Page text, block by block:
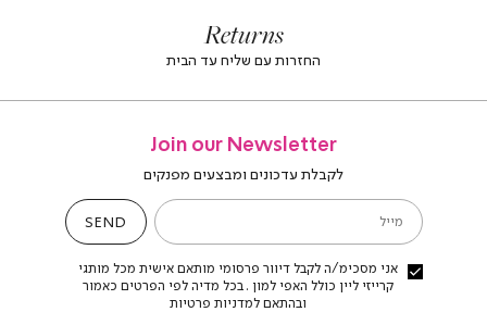
banner
(4)
Returns
החזרות עם שליח עד הבית
Join our Newsletter
לקבלת עדכונים ומבצעים מפנקים
מייל
אני מסכימ/ה לקבל דיוור פרסומי מותאם אישית מכל מותגי
קרייזי ליין כולל האפי למון . בכל מדיה לפי הפרטים כאמור
ובהתאם למדניות פרטיות
SEND